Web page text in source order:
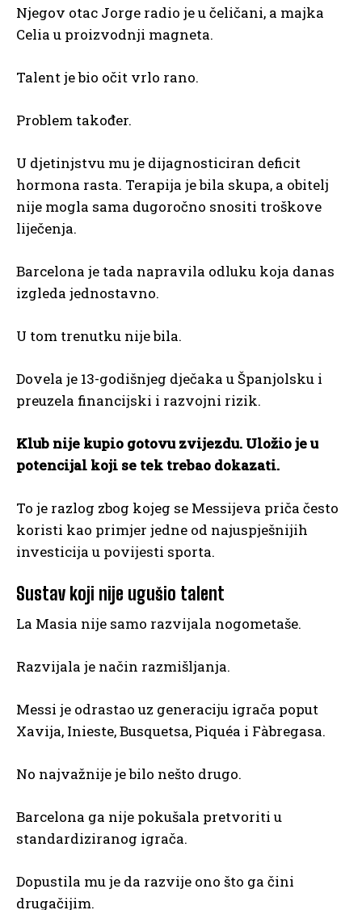
Njegov otac Jorge radio je u čeličani, a majka
Celia u proizvodnji magneta.
Talent je bio očit vrlo rano.
Problem također.
U djetinjstvu mu je dijagnosticiran deficit
hormona rasta. Terapija je bila skupa, a obitelj
nije mogla sama dugoročno snositi troškove
liječenja.
Barcelona je tada napravila odluku koja danas
izgleda jednostavno.
U tom trenutku nije bila.
Dovela je 13-godišnjeg dječaka u Španjolsku i
preuzela financijski i razvojni rizik.
Klub nije kupio gotovu zvijezdu. Uložio je u
potencijal koji se tek trebao dokazati.
To je razlog zbog kojeg se Messijeva priča često
koristi kao primjer jedne od najuspješnijih
investicija u povijesti sporta.
Sustav koji nije ugušio talent
La Masia nije samo razvijala nogometaše.
Razvijala je način razmišljanja.
Messi je odrastao uz generaciju igrača poput
Xavija, Inieste, Busquetsa, Piquéa i Fàbregasa.
No najvažnije je bilo nešto drugo.
Barcelona ga nije pokušala pretvoriti u
standardiziranog igrača.
Dopustila mu je da razvije ono što ga čini
drugačijim.